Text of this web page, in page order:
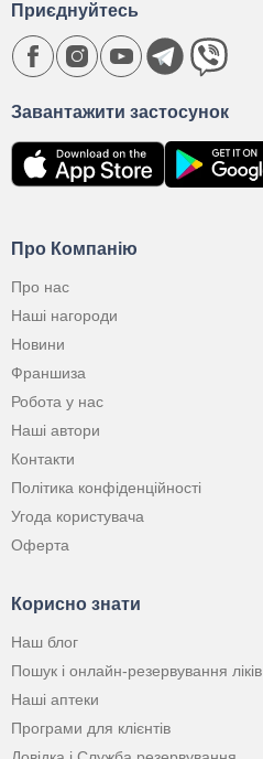
Про Компанію
Про нас
Наші нагороди
Новини
Франшиза
Робота у нас
Наші автори
Контакти
Політика конфіденційності
Угода користувача
Оферта
Корисно знати
Наш блог
Пошук і онлайн-резервування ліків
Наші аптеки
Програми для клієнтів
Завантажити застосунок
Приєднуйтесь